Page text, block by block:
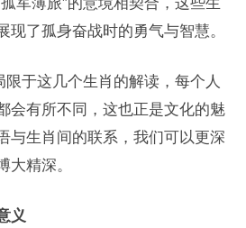
现了孤身奋战时的勇气与智慧。
限于这几个生肖的解读，每个人
会有所不同，这也正是文化的魅
与生肖间的联系，我们可以更深
大精深。
义